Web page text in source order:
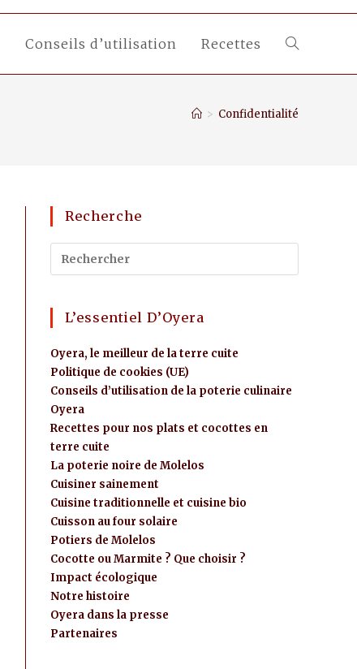
Conseils d’utilisation Recettes
> Confidentialité
Recherche
L’essentiel D’Oyera
Oyera, le meilleur de la terre cuite
Politique de cookies (UE)
Conseils d’utilisation de la poterie culinaire
Oyera
Recettes pour nos plats et cocottes en
terre cuite
La poterie noire de Molelos
Cuisiner sainement
Cuisine traditionnelle et cuisine bio
Cuisson au four solaire
Potiers de Molelos
Cocotte ou Marmite ? Que choisir ?
Impact écologique
Notre histoire
Oyera dans la presse
Partenaires